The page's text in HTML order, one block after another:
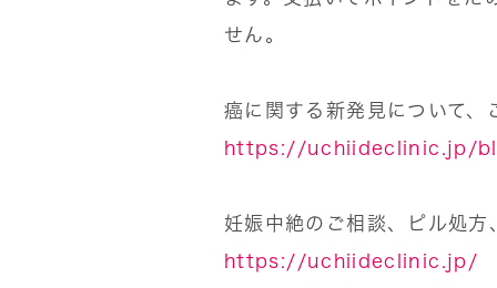
せん。
癌に関する新発見について、
https://uchiideclinic.jp/
妊娠中絶のご相談、ピル処
https://uchiideclinic.jp/